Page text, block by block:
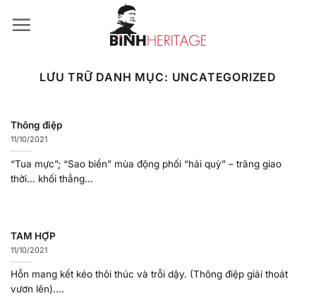
qua
LƯU TRỮ DANH MỤC: UNCATEGORIZED
Thông điệp
11/10/2021
“Tua mực”; “Sao biển” mùa động phối “hải quỳ” – trăng giao
thời… khối thẳng...
TAM HỢP
11/10/2021
Hỗn mang kết kéo thôi thúc và trỗi dậy. (Thông điệp giải thoát
vươn lên)....